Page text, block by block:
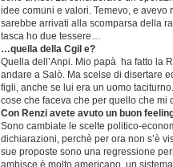
idee comuni e valori. Temevo, e
sarebbe arrivati alla scomparsa della
tasca ho due tessere…
…quella della Cgil e?
Quella dell’Anpi. Mio papà ha fatto la
andare a Salò. Ma scelse di disertare
figli, anche se lui era un uomo
cose che faceva che per quello che mi
Con Renzi avete avuto un buon
Sono cambiate le scelte politico-
dichiarazioni, perchè per ora non s’è
sue proposte sono una regressione
ambisce è molto americano, un